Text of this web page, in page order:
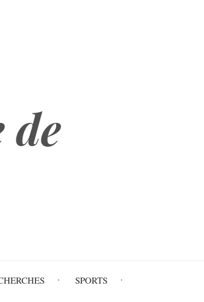
de
SPORTS